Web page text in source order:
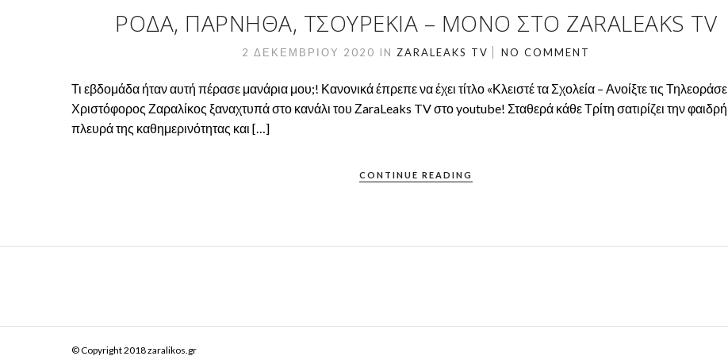
ΡΌΔΑ, ΠΆΡΝΗΘΑ, ΤΣΟΥΡΈΚΙΑ – MΌΝΟ ΣΤΟ ZARALEAKS TV
2 ΔΕΚΕΜΒΡΊΟΥ 2020 IN ZARALEAKS TV NO COMMENT
Τι εβδομάδα ήταν αυτή πέρασε μανάρια μου;! Κανονικά έπρεπε να έχει τίτλο «Κλειστέ τα Σχολεία – Ανοίξτε τις
Χριστόφορος Ζαραλίκος ξαναχτυπά στο κανάλι του ΖaraLeaks TV στο youtube! Σταθερά κάθε Τρίτη σατιρίζει την φαιδρή
πλευρά της καθημερινότητας και […]
CONTINUE READING
© Copyright 2018 zaralikos.gr